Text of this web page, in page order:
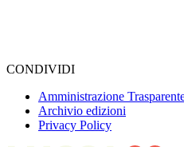
CONDIVIDI
Amministrazione
Archivio edizioni
Privacy Policy